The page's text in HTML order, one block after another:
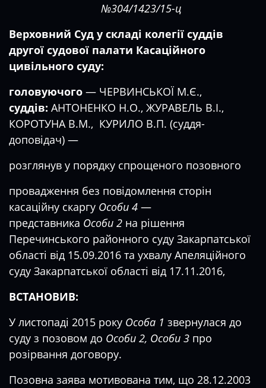
№304/1423/15-ц
Верховний Суд у складі колегії суддів
другої судової палати Касаційного
цивільного суду:
головуючого — ЧЕРВИНСЬКОЇ М.Є.,
суддів: АНТОНЕНКО Н.О., ЖУРАВЕЛЬ В.І.,
КОРОТУНА В.М., КУРИЛО В.П. (суддя-
доповідач) —
розглянув у порядку спрощеного позовного
провадження без повідомлення сторін
касаційну скаргу Особи 4 —
представника Особи 2 на рішення
Перечинського районного суду Закарпатської
області від 15.09.2016 та ухвалу Апеляційного
суду Закарпатської області від 17.11.2016,
ВСТАНОВИВ:
У листопаді 2015 року Особа 1 звернулася до
суду з позовом до Особи 2, Особи 3 про
розірвання договору.
Позовна заява мотивована тим, що 28.12.2003